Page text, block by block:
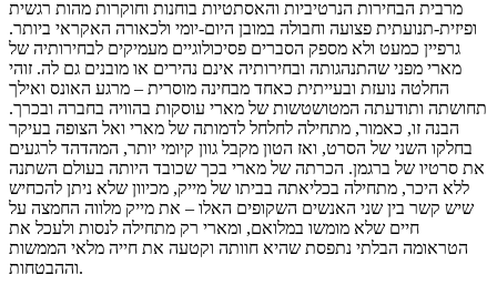
מרבית הבחירות הנרטיביות והאסתטיות בוחנות וחוקרות מהות רגשית
ופיזית-תנועתית פצועה וחבולה במובן היום-יומי ולכאורה האקראי ביותר.
גרפיין כמעט ולא מספק הסברים פסיכולוגיים מעמיקים לבחירותיה של
מארי מפני שהתנהגותה ובחירותיה אינם נהירים או מובנים גם לה. זוהי
החלטה נועזת ובעייתית כאחד מבחינה מוסרית – מרגע האונס ואילך
תחושתה ותודעתה המטושטשות של מארי עוסקות בהוויה בחברה ובכרך.
הבנה זו, כאמור, מתחילה לחלחל לדמותה של מארי ואל הצופה בעיקר
בחלקו השני של הסרט, ואז הטון מקבל גוון קיומי יותר, המהדהד לרגעים
את סרטיו של ברגמן. הכרתה של מארי בכך שכובד היותה בעולם השתנה
ללא היכר, מתחילה בכליאתה בביתו של מייק, מכיוון שלא ניתן להכחיש
שיש קשר בין שני האנשים השקופים האלו – את מייק מלווה החמצה על
חיים שלא מומשו במלואם, ומארי רק מתחילה לנסות ולעכל את
הטראומה הבלתי נתפסת שהיא חוותה וקטעה את חייה מלאי הממשות
וההבטחות.